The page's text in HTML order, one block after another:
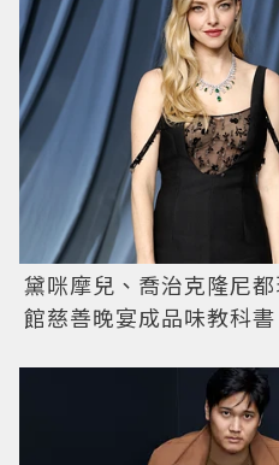
黛咪摩兒、喬治克隆尼
館慈善晚宴成品味教科書